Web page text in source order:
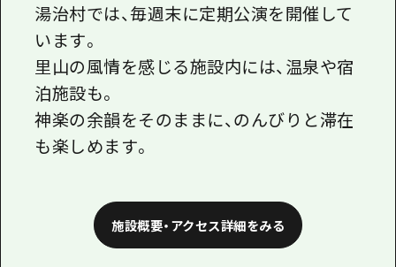
湯治村では、毎週末に定期公演を開催して
います。
里山の風情を感じる施設内には、温泉や宿
泊施設も。
神楽の余韻をそのままに、のんびりと滞在
も楽しめます。
施設概要・アクセス詳細をみる